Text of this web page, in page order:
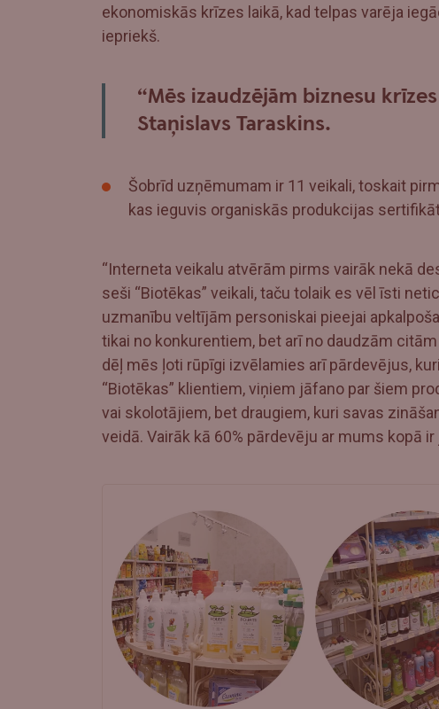
ekonomiskās krīzes laikā, kad telpas varēja
iepriekš.
“Mēs izaudzējām biznesu
Staņislavs Taraskins.
Šobrīd uzņēmumam ir 11 veikali, toskait
kas ieguvis organiskās produkcijas
“Interneta veikalu atvērām pirms vairāk nekā
seši “Biotēkas” veikali, taču tolaik es vēl īsti
uzmanību veltījām personiskai pieejai
tikai no konkurentiem, bet arī no daudzām
dēļ mēs ļoti rūpīgi izvēlamies arī pārdevējus,
“Biotēkas” klientiem, viņiem jāfano par šiem
vai skolotājiem, bet draugiem, kuri savas
veidā. Vairāk kā 60% pārdevēju ar mums kopā